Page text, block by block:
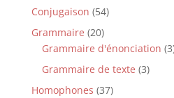
Conjugaison (54)
Grammaire (20)
Grammaire d'énonciation
Grammaire de texte (3)
Homophones (37)